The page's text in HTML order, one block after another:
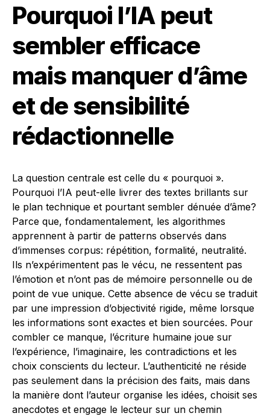
Pourquoi l’IA peut
sembler efficace
mais manquer d’âme
et de sensibilité
rédactionnelle
La question centrale est celle du « pourquoi ».
Pourquoi l’IA peut-elle livrer des textes brillants sur
le plan technique et pourtant sembler dénuée d’âme?
Parce que, fondamentalement, les algorithmes
apprennent à partir de patterns observés dans
d’immenses corpus: répétition, formalité, neutralité.
Ils n’expérimentent pas le vécu, ne ressentent pas
l’émotion et n’ont pas de mémoire personnelle ou de
point de vue unique. Cette absence de vécu se traduit
par une impression d’objectivité rigide, même lorsque
les informations sont exactes et bien sourcées. Pour
combler ce manque, l’écriture humaine joue sur
l’expérience, l’imaginaire, les contradictions et les
choix conscients du lecteur. L’authenticité ne réside
pas seulement dans la précision des faits, mais dans
la manière dont l’auteur organise les idées, choisit ses
anecdotes et engage le lecteur sur un chemin